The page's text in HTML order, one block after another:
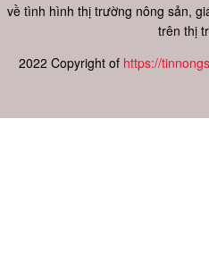
về tình hình thị trường nông sản,
trên thị
2022 Copyright of https://